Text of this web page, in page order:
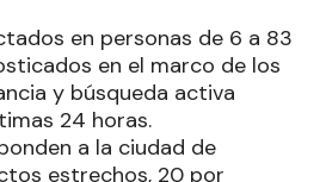
en personas de 6 a 83
en el marco de los
y búsqueda activa
24 horas.
a la ciudad de
estrechos, 20 por